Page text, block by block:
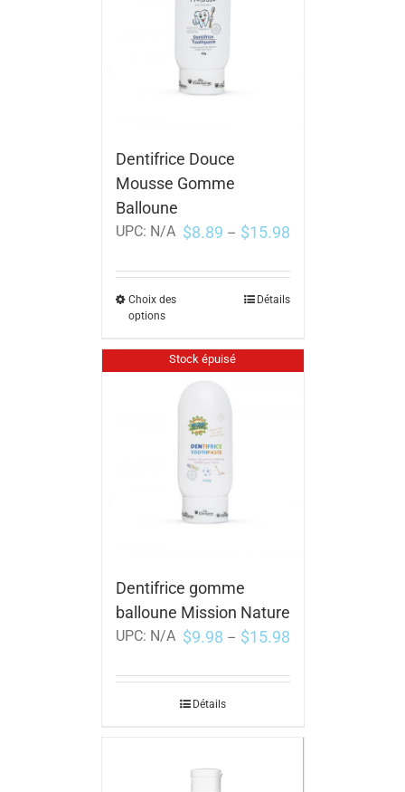
Dentifrice Douce
Mousse Gomme
Balloune
UPC: N/A $8.89 – $15.98
Choix des
options
Détails
Stock épuisé
Dentifrice gomme
balloune Mission Nature
UPC: N/A $9.98 – $15.98
Détails